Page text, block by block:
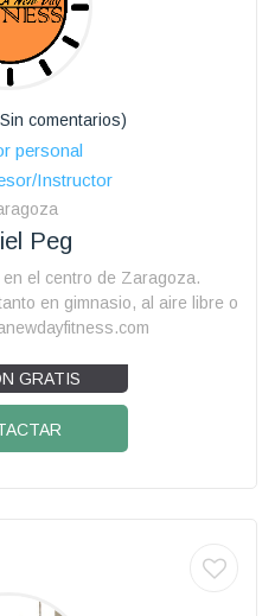
comentarios)
personal
Instructor
Peg
el centro de Zaragoza.
en gimnasio, al aire libre o
GRATIS